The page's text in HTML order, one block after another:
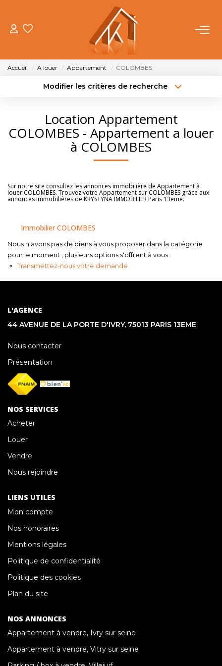
ACHETER
FAIRE GÉRER
OUTILS
NOUS CONTACTER
Accueil A louer Appartement COLOMBES
Modifier les critères de recherche
Sélectionnez...
Type de bien
Plus de critères
Location Appartement
COLOMBES - Appartement a louer
à COLOMBES
Sur notre site consultez les annonces immobilière de Appartement à
louer COLOMBES. Trouvez votre Appartement sur COLOMBES grâce aux
annonces immobilières de KRYSTYNA IMMOBILIER Paris 13eme.
Immobilier COLOMBES
Nous n'avons pas de biens à vous proposer dans la catégorie
pour le moment , plusieurs options s'offrent à vous :
Transmettez-nous votre demande
L'AGENCE
44 AVENUE DE LA PORTE D'IVRY, 75013 PARIS 13EME
Nous contacter
Présentation
NOS SERVICES
Acheter
Louer
Vendre
Nous rejoindre
LIENS UTILES
Mon compte
Nos honoraires
Mentions légales
Politique de confidentialité
Politique des cookies
Plan du site
NOS ANNONCES
Appartement à vendre, Ivry sur seine
Appartement à vendre, Vitry sur seine